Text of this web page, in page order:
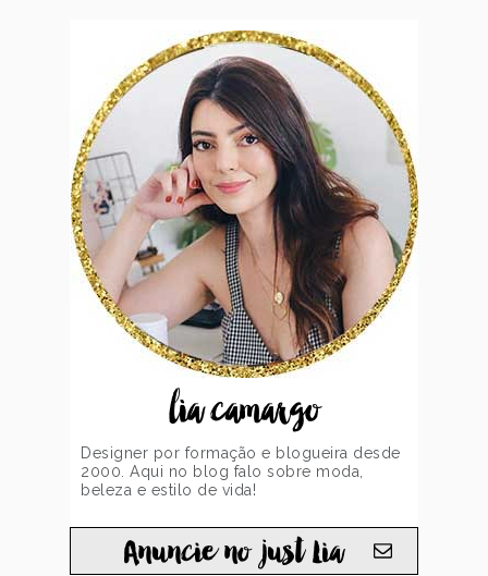
lia camargo
Designer por formação e blogueira desde
2000. Aqui no blog falo sobre moda,
beleza e estilo de vida!
Anuncie no just Lia